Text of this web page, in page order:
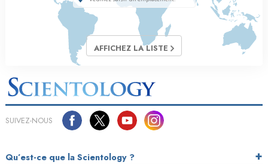
AFFICHEZ LA LISTE
SUIVEZ-NOUS
Qu’est-ce que la Scientology ?